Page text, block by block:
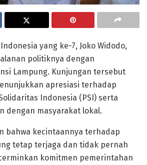
yang ke-7, Joko Widodo,
politiknya dengan
Lampung. Kunjungan tersebut
apresiasi terhadap
Indonesia (PSI) serta
dengan masyarakat lokal.
bahwa kecintaannya terhadap
tetap terjaga dan tidak pernah
komitmen pemerintahan